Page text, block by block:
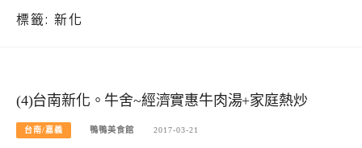
標籤: 新化
(4)台南新化。牛舍~經濟實惠牛肉湯+家庭熱炒
台南/嘉義 鴨鴨美食館 2017-03-21